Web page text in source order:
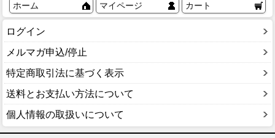
ホーム マイページ カート
ログイン
メルマガ申込/停止
特定商取引法に基づく表示
送料とお支払い方法について
個人情報の取扱いについて